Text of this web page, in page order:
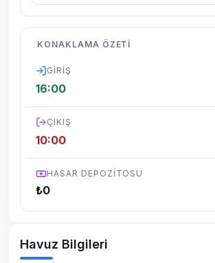
dönemsel olarak altyapı
yapılabilmektedir. Bu çalışma
KONAKLAMA ÖZETI
GIRIŞ
16:00
ÇIKIŞ
10:00
HASAR DEPOZITOSU
₺0
Havuz Bilgileri